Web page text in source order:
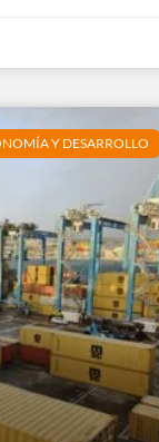
Y DESARROLLO